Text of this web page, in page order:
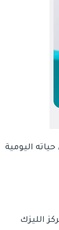
اليومية
الليزك